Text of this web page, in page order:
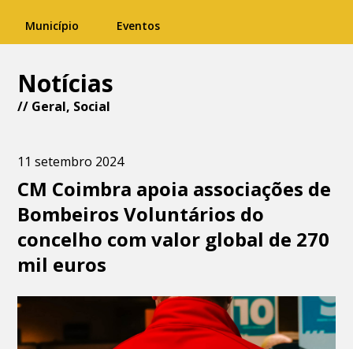
Município Eventos
Notícias
// Geral, Social
11 setembro 2024
CM Coimbra apoia associações de
Bombeiros Voluntários do
concelho com valor global de 270
mil euros